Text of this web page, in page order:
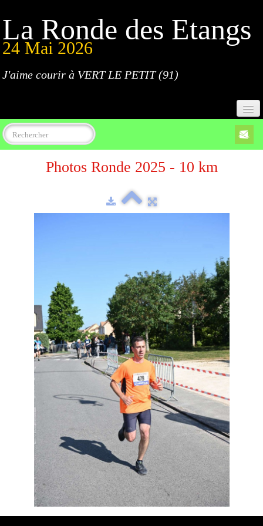
La Ronde des Etangs
24 Mai 2026
J'aime courir à VERT LE PETIT (91)
Accueil
Programme
Devenez bénévoles
Partenaires
Photos▼
Photos Ronde 2025 - 10 km